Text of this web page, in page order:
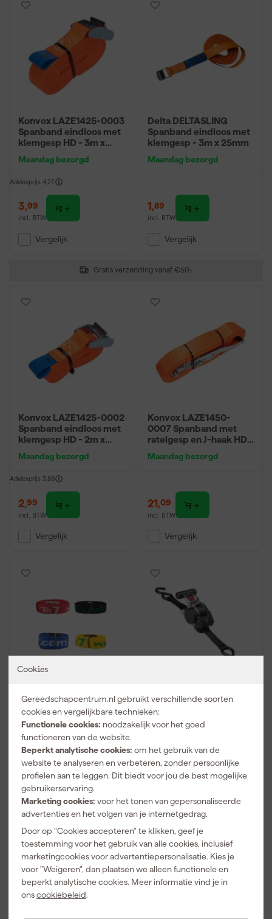
Cookies
Gereedschapcentrum.nl gebruikt verschillende soorten
cookies en vergelijkbare technieken:
Functionele cookies: noodzakelijk voor het goed
functioneren van de website.
Beperkt analytische cookies: om het gebruik van de
website te analyseren en verbeteren, zonder persoonlijke
profielen aan te leggen. Dit biedt voor jou de best mogelijke
gebruikerservaring.
Marketing cookies: voor het tonen van gepersonaliseerde
advertenties en het volgen van je internetgedrag.
Door op "Cookies accepteren" te klikken, geef je
toestemming voor het gebruik van alle cookies, inclusief
marketingcookies voor advertentiepersonalisatie. Kies je
voor "Weigeren", dan plaatsen we alleen functionele en
beperkt analytische cookies. Meer informatie vind je in
onscookiebeleid.
Gratis verzending vanaf €50,-
Konvox LAZE1425-0003
Spanband eindloos met
klemgesp HD - 3m x
Oranje
Maandag bezorgd
Adviesprijs 4,27
3,99
incl. BTW
Vergelijk
Delta DELTASLING
Spanband eindloos met
klemgesp - 3m x 25mm
Maandag bezorgd
1,89
incl. BTW
Vergelijk
Konvox LAZE1425-0002
Spanband eindloos met
klemgesp HD - 2m x
Oranje
Maandag bezorgd
Adviesprijs 3,88
2,99
incl. BTW
Vergelijk
Konvox LAZE1450-
0007 Spanband met
ratelgesp en J-haak HD -
- Oranje
Maandag bezorgd
21,09
incl. BTW
Vergelijk
Spanbandenset 50cm /
100cm / 200cm /
300cm
Maandag bezorgd
21,99
incl. BTW
Vergelijk
3248EURDAT
Intrekbare spanband
met ratel en S-haken - 3
m x 25mm - zwart
Maandag bezorgd
22,74
Vergelijk